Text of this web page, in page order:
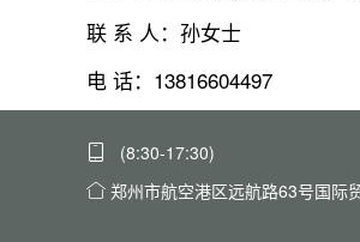
联 系 人：孙女士
电 话：13816604497
(8:30-17:30)
郑州市航空港区远航路63号国际